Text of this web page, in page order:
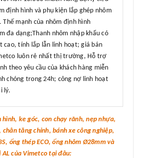
định hình và phụ kiện lắp ghép nhôm
Thế mạnh của nhôm định hình
đa dạng;Thanh nhôm nhập khẩu có
cao, tính lắp lẫn linh hoạt; giá bán
luôn rẻ nhất thị trường, Hỗ trợ
theo yêu cầu của khách hàng miễn
chóng trong 24h; công nợ linh hoạt
lý.
ke góc, con chạy rãnh, nẹp nhựa,
tăng chỉnh, bánh xe công nghiệp,
ống thép ECO, ống nhôm Ø28mm và
của Vimetco tại đâu: